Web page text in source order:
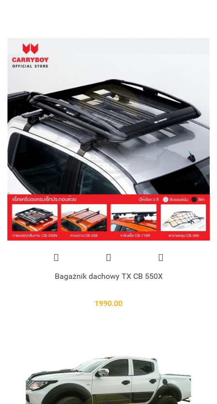
Bagażnik dachowy TX CB 550X
1990.00